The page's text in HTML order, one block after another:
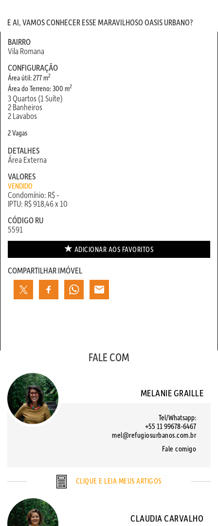
E AI, VAMOS CONHECER ESSE MARAVILHOSO OASIS URBANO?
BAIRRO
Vila Romana
CONFIGURAÇÃO
Área útil: 277 m2
Área do Terreno: 300 m2
3 Quartos (1 Suíte)
2 Banheiros
2 Lavabos
2 Vagas
DETALHES
Área Externa
VALORES
VENDIDO
Condomínio: R$ -
IPTU: R$ 918,46 x 10
CÓDIGO RU
5591
ADICIONAR AOS FAVORITOS
COMPARTILHAR IMÓVEL
FALE COM
MELANIE GRAILLE
Tel/Whatsapp:
+55 11 99678-6467
mel@refugiosurbanos.com.br
Fale comigo
CLIQUE E LEIA MEUS ARTIGOS
CLAUDIA CARVALHO